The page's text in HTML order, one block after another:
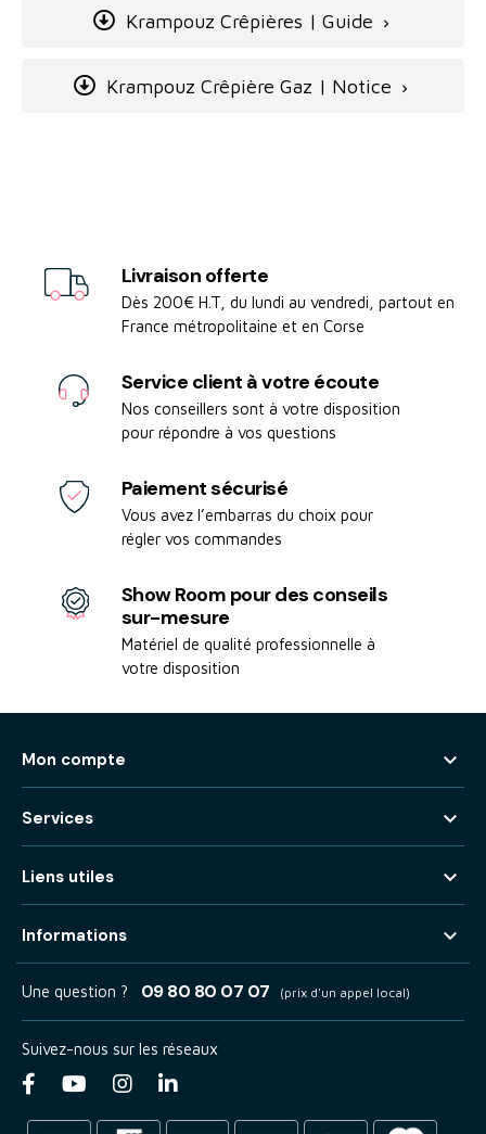
Krampouz Crêpières | Guide 
Krampouz Crêpière Gaz | Notice 
Livraison offerte
Dès 200€ H.T, du lundi au vendredi, partout en
France métropolitaine et en Corse
Service client à votre écoute
Nos conseillers sont à votre disposition
pour répondre à vos questions
Paiement sécurisé
Vous avez l’embarras du choix pour
régler vos commandes
Show Room pour des conseils
sur-mesure
Matériel de qualité professionnelle à
votre disposition
Mon compte 
Services 
Liens utiles 
Informations 
Une question ? 09 80 80 07 07 (prix d'un appel local)
Suivez-nous sur les réseaux